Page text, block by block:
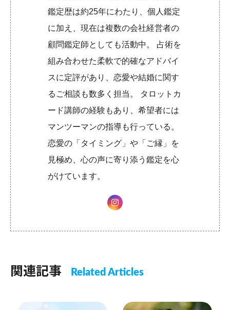
鑑定歴は約25年にわたり、個人鑑定
に加え、現在は複数の会社経営者の
顧問鑑定師としても活動中。 占術を
組み合わせた柔軟で的確なアドバイ
スに定評があり、恋愛や結婚に関す
るご相談も数多く担当。 タロットカ
ード講師の経験もあり、希望者には
マンツーマンの指導も行っている。
恋愛の「タイミング」や「ご縁」を
見極め、心の声に寄り添う鑑定を心
がけています。
関連記事 Related Articles